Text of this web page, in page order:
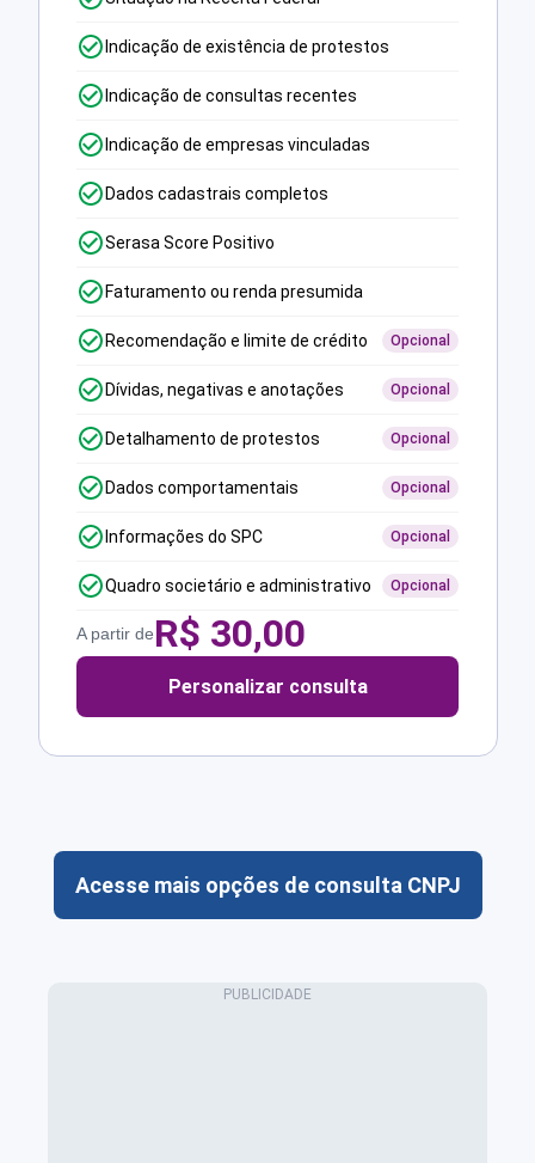
Indicação de existência de protestos
Indicação de consultas recentes
Indicação de empresas vinculadas
Dados cadastrais completos
Serasa Score Positivo
Faturamento ou renda presumida
Recomendação e limite de crédito Opcional
Dívidas, negativas e anotações Opcional
Detalhamento de protestos Opcional
Dados comportamentais Opcional
Informações do SPC Opcional
Quadro societário e administrativo Opcional
A partir deR$ 30,00
Personalizar consulta
Acesse mais opções de consulta CNPJ